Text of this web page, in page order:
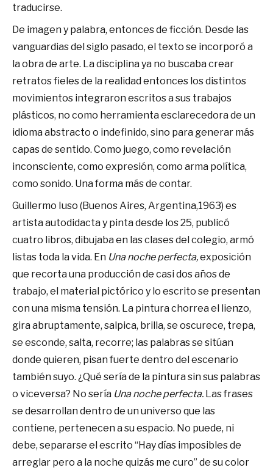
traducirse.
De imagen y palabra, entonces de ficción. Desde las
vanguardias del siglo pasado, el texto se incorporó a
la obra de arte. La disciplina ya no buscaba crear
retratos fieles de la realidad entonces los distintos
movimientos integraron escritos a sus trabajos
plásticos, no como herramienta esclarecedora de un
idioma abstracto o indefinido, sino para generar más
capas de sentido. Como juego, como revelación
inconsciente, como expresión, como arma política,
como sonido. Una forma más de contar.
Guillermo Iuso (Buenos Aires, Argentina,1963) es
artista autodidacta y pinta desde los 25, publicó
cuatro libros, dibujaba en las clases del colegio, armó
listas toda la vida. En Una noche perfecta,exposición
que recorta una producción de casi dos años de
trabajo, el material pictórico y lo escrito se presentan
con una misma tensión. La pintura chorrea el lienzo,
gira abruptamente, salpica, brilla, se oscurece, trepa,
se esconde, salta, recorre; las palabras se sitúan
donde quieren, pisan fuerte dentro del escenario
también suyo. ¿Qué sería de la pintura sin sus palabras
o viceversa? No sería Una noche perfecta. Las frases
se desarrollan dentro de un universo que las
contiene, pertenecen a su espacio. No puede, ni
debe, separarse el escrito “Hay días imposibles de
arreglar pero a la noche quizás me curo” de su color